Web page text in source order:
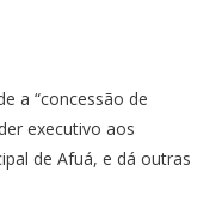
a “concessão de
executivo aos
de Afuá, e dá outras